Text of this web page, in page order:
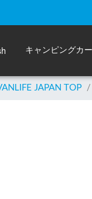
キャンピングカ
JAPAN TOP /